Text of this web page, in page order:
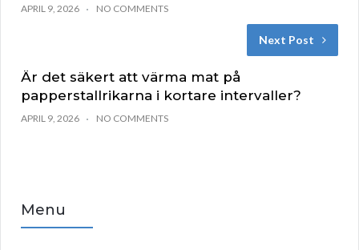
APRIL 9, 2026 NO COMMENTS
Next Post
Är det säkert att värma mat på
papperstallrikarna i kortare intervaller?
APRIL 9, 2026 NO COMMENTS
Menu